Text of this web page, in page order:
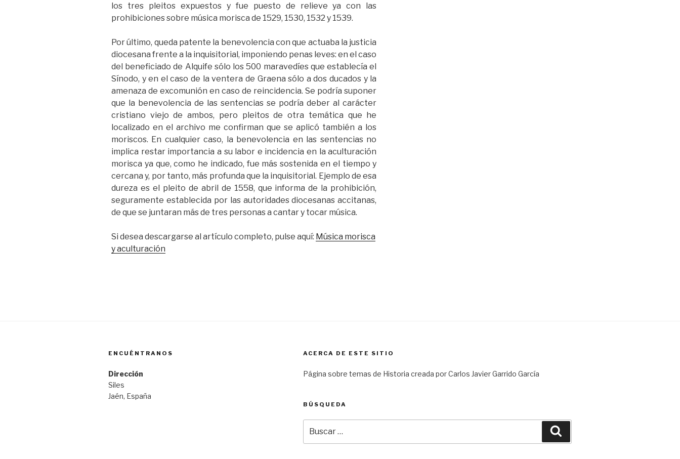
los tres pleitos expuestos y fue puesto de relieve ya con las
prohibiciones sobre música morisca de 1529, 1530, 1532 y 1539.
Por último, queda patente la benevolencia con que actuaba la justicia
diocesana frente a la inquisitorial, imponiendo penas leves: en el caso
del beneficiado de Alquife sólo los 500 maravedíes que establecía el
Sínodo, y en el caso de la ventera de Graena sólo a dos ducados y la
amenaza de excomunión en caso de reincidencia. Se podría suponer
que la benevolencia de las sentencias se podría deber al carácter
cristiano viejo de ambos, pero pleitos de otra temática que he
localizado en el archivo me confirman que se aplicó también a los
moriscos. En cualquier caso, la benevolencia en las sentencias no
implica restar importancia a su labor e incidencia en la aculturación
morisca ya que, como he indicado, fue más sostenida en el tiempo y
cercana y, por tanto, más profunda que la inquisitorial. Ejemplo de esa
dureza es el pleito de abril de 1558, que informa de la prohibición,
seguramente establecida por las autoridades diocesanas accitanas,
de que se juntaran más de tres personas a cantar y tocar música.
Si desea descargarse al artículo completo, pulse aquí: Música morisca
y aculturación
ENCUÉNTRANOS
Dirección
Siles
Jaén, España
ACERCA DE ESTE SITIO
Página sobre temas de Historia creada por Carlos Javier Garrido García
BÚSQUEDA
por: